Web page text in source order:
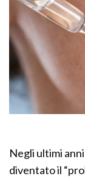
Negli ultimi anni
diventato il